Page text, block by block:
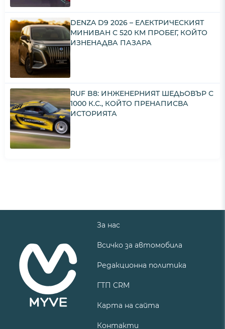
DENZA D9 2026 – ЕЛЕКТРИЧЕСКИЯТ
МИНИВАН С 520 КМ ПРОБЕГ, КОЙТО
ИЗНЕНАДВА ПАЗАРА
RUF B8: ИНЖЕНЕРНИЯТ ШЕДЬОВЪР С
1000 К.С., КОЙТО ПРЕНАПИСВА
ИСТОРИЯТА
За нас
Всичко за автомобила
Редакционна политика
ГТП CRM
Карта на сайта
Контакти